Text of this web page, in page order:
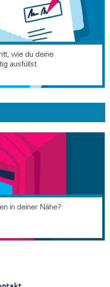
wie du deine
ausfüllst.
in deiner Nähe?